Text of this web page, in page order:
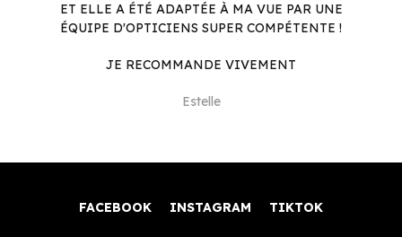
ET ELLE A ÉTÉ ADAPTÉE À MA VUE PAR UNE
ÉQUIPE D'OPTICIENS SUPER COMPÉTENTE !
JE RECOMMANDE VIVEMENT
Estelle
FACEBOOK INSTAGRAM TIKTOK